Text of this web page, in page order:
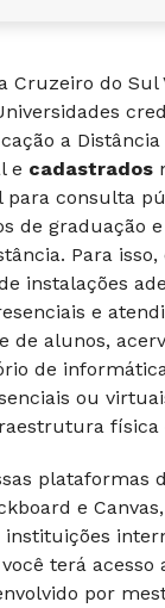
Cruzeiro do Sul
a
e cadastrados
para consulta
de graduação
Para isso,
instalações
e
de alunos,
de
ou
física
plataformas
e
instituições
terá acesso
por